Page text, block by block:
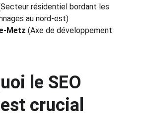
résidentiel bordant les
au nord-est)
Metz (Axe de développement
le SEO
crucial